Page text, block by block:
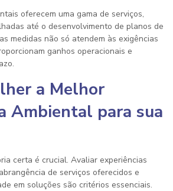
oferecem uma gama de serviços,
até o desenvolvimento de planos de
medidas não só atendem às exigências
ganhos operacionais e
a Melhor
Ambiental para sua
certa é crucial. Avaliar experiências
de serviços oferecidos e
em soluções são critérios essenciais.